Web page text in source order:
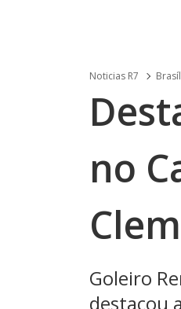
Noticias R7
no
Goleiro
destacou